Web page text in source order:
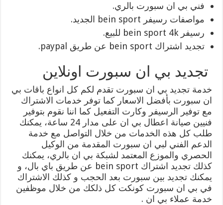
فني بي ان سبورت بالري.
مواصفات رسيفر bein sport الجديد.
رسيفر bein sport 4k للبيع.
تجديد اشتراك bein sport عن طريق paypal.
تجديد بي ان سبورت اونلاين
خدمة تجديد بي ان سبورت تقدم لكم كل انواع باقات بي
ان سبورت بأفضل الاسعار كما توفر خدمات الاشتراك
مع توفير الرسيفر وكارت التفعيل كما اننا نقوم بتوفير
فنيين صيانة اعطال بي ان على مدار 24 ساعة، يمكنك
طلب كل هذه الخدمات من خلال التواصل مع خدمة
الدعم الفني لبي ان سبورت المقدمة من الوكيل
الحصري والموزع المعتمد لشبكة بي ان بالري، يمكنك
كذلك تجديد اشتراك bein sport عن طريق باي بال، و
يمكنك تجديد بين سبورت بعد الحجب و كذلك الاشتراك
في بي ان سبورت كونكت كل ذلكك من خلال موظفين
خدمة عملاء بي ان .